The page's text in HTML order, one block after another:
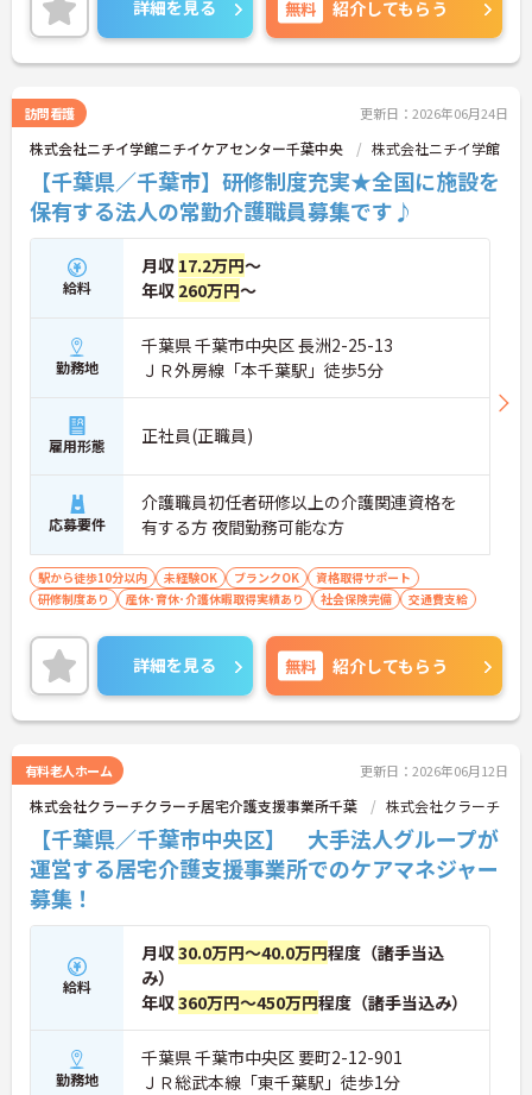
詳細を見る 無料 紹介してもらう
訪問看護 更新日：2026年06月24日
株式会社ニチイ学館ニチイケアセンター千葉中央 株式会社ニチイ学館
【千葉県／千葉市】研修制度充実★全国に施設を
保有する法人の常勤介護職員募集です♪
給料
月収 17.2万円～
年収 260万円～
勤務地
千葉県 千葉市中央区 長洲2-25-13
ＪＲ外房線「本千葉駅」徒歩5分
雇用形態 正社員(正職員)
応募要件
介護職員初任者研修以上の介護関連資格を
有する方 夜間勤務可能な方
駅から徒歩10分以内 未経験OK ブランクOK
資格取得サポート
研修制度あり
産休･育休･介護休暇取得実績あり 社会保険完備 交通費支給
詳細を見る 無料 紹介してもらう
有料老人ホーム 更新日：2026年06月12日
株式会社クラーチクラーチ居宅介護支援事業所千葉 株式会社クラーチ
【千葉県／千葉市中央区】 大手法人グループが
運営する居宅介護支援事業所でのケアマネジャー
募集！
給料
月収30.0万円～40.0万円程度（諸手当込
み）
年収360万円～450万円程度（諸手当込み）
勤務地
千葉県 千葉市中央区 要町2-12-901
ＪＲ総武本線「東千葉駅」徒歩1分